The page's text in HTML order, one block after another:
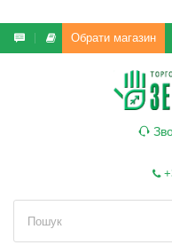
Обрати магазин